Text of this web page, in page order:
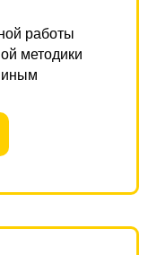
работы
методики